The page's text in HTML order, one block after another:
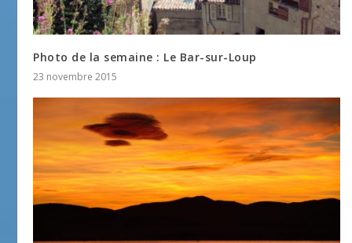
Photo de la semaine : Le Bar-sur-Loup
23 novembre 2015